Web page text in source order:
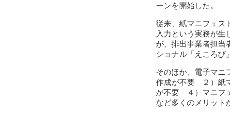
ーンを開始した。
従来、紙マニフェス
入力という実務が生
が、排出事業者担当
ショナル「えころび
そのほか、電子マニ
作成が不要 ２）紙
が不要 ４）マニフ
など多くのメリット